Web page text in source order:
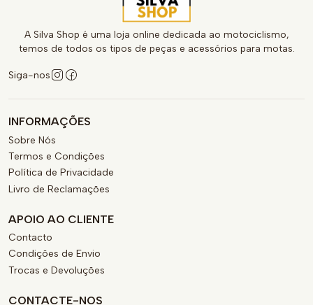
A Silva Shop é uma loja online dedicada ao motociclismo,
temos de todos os tipos de peças e acessórios para motas.
Siga-nos
INFORMAÇÕES
Sobre Nós
Termos e Condições
Política de Privacidade
Livro de Reclamações
APOIO AO CLIENTE
Contacto
Condições de Envio
Trocas e Devoluções
CONTACTE-NOS